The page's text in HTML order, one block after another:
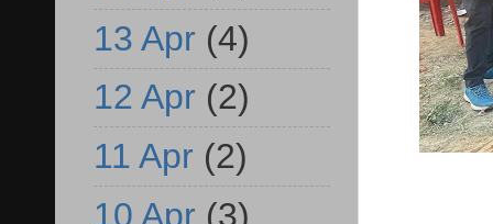
13 Apr (4)
12 Apr (2)
11 Apr (2)
10 Apr (3)